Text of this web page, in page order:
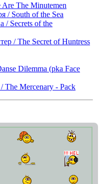
The Minutemen
/ South of the Sea
/ Secrets of the
/ The Secret of Huntress
Dilemma (pka Face
The Mercenary - Pack